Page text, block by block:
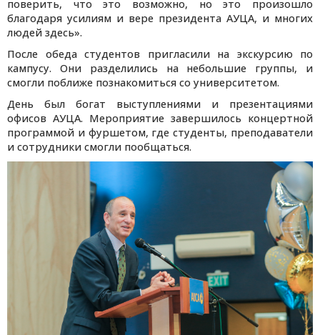
поверить, что это возможно, но это произошло
благодаря усилиям и вере президента АУЦА, и многих
людей здесь».
После обеда студентов пригласили на экскурсию по
кампусу. Они разделились на небольшие группы, и
смогли поближе познакомиться со университетом.
День был богат выступлениями и презентациями
офисов АУЦА. Мероприятие завершилось концертной
программой и фуршетом, где студенты, преподаватели
и сотрудники смогли пообщаться.